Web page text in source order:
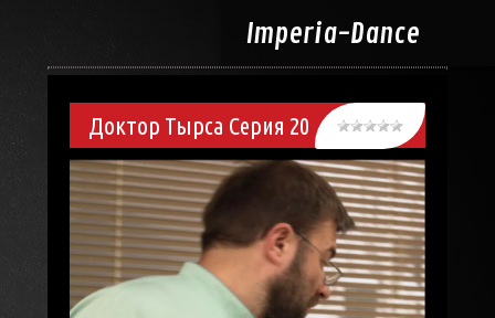
Imperia-Dance
Доктор Тырса Серия 20